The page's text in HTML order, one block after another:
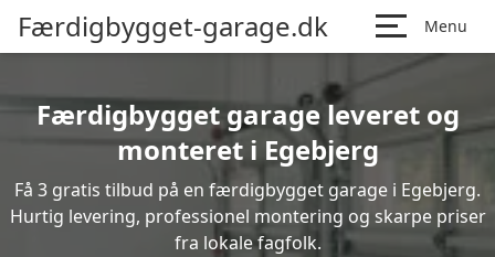
Færdigbygget-garage.dk Menu
Færdigbygget garage leveret og
monteret i Egebjerg
Få 3 gratis tilbud på en færdigbygget garage i Egebjerg.
Hurtig levering, professionel montering og skarpe priser
fra lokale fagfolk.